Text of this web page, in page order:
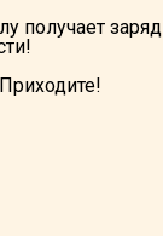
получает заряд